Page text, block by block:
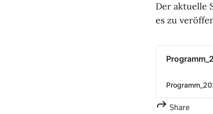
Der aktuelle
es zu
Share